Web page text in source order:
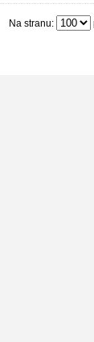
Na stranu: